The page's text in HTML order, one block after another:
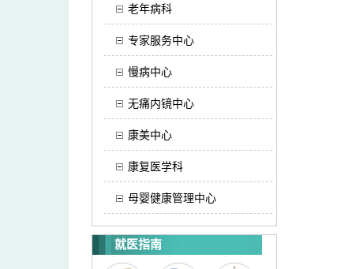
老年病科
专家服务中心
慢病中心
无痛内镜中心
康美中心
康复医学科
母婴健康管理中心
就医指南